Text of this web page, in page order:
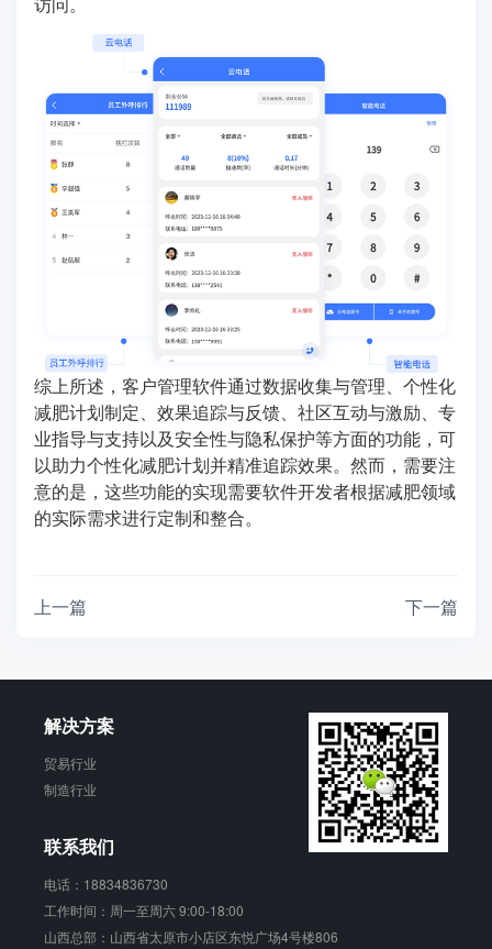
综上所述，客户管理软件通过数据收集与管理、个性化
减肥计划制定、效果追踪与反馈、社区互动与激励、专
业指导与支持以及安全性与隐私保护等方面的功能，可
以助力个性化减肥计划并精准追踪效果。然而，需要注
意的是，这些功能的实现需要软件开发者根据减肥领域
的实际需求进行定制和整合。
上一篇 下一篇
解决方案
贸易行业
制造行业
联系我们
电话：18834836730
工作时间：周一至周六 9:00-18:00
山西总部：山西省太原市小店区东悦广场4号楼806